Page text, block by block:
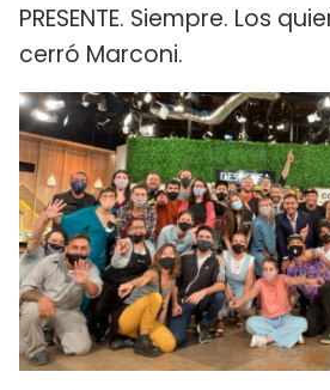
PRESENTE. Siempre. Los
cerró Marconi.